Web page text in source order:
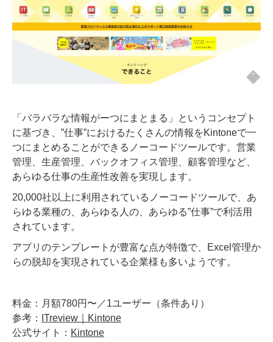
「バラバラな情報がーつにまとまる」というコンセプト
に基づき、”仕事”におけるたくさんの情報をKintoneで一
つにまとめることができるノーコードツールです。営業
管理、生産管理、バックオフィス管理、顧客管理など、
あらゆる仕事の生産性改善を実現します。
20,000社以上に利用されているノーコードツールで、あ
らゆる業種の、あらゆる人の、あらゆる”仕事”で利活用
されています。
アプリのテンプレートが豊富な点が特徴で、Excel管理か
らの脱却を実現されている企業様も多いようです。
料金：月額780円〜／1ユーザー（条件あり）
参考：
ITreview｜Kintone
公式サイト： Kintone